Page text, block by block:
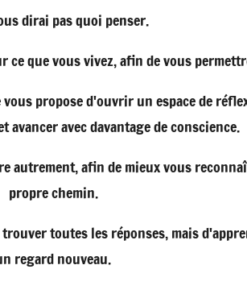
dirai pas quoi penser.
que vous vivez, afin de vous
propose d'ouvrir un espace de
avec davantage de conscience.
autrement, afin de mieux vous
propre chemin.
toutes les réponses, mais
regard nouveau.